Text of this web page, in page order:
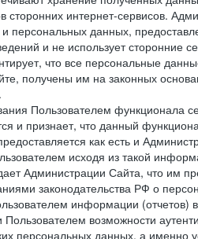
сторонних интернет-сервисов.
персональных данных,
и не использует
что все персональные
получены им на законных
Пользователем функционала
и признает, что данный
как есть и
исходя из такой
Администрации Сайта, что им
законодательства РФ о
информации (отчетов)
Пользователем возможности
персональных данных, а именно